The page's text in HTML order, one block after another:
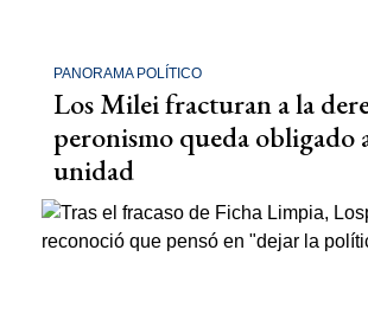
PANORAMA POLÍTICO
Los Milei fracturan a la
peronismo queda obligado
unidad